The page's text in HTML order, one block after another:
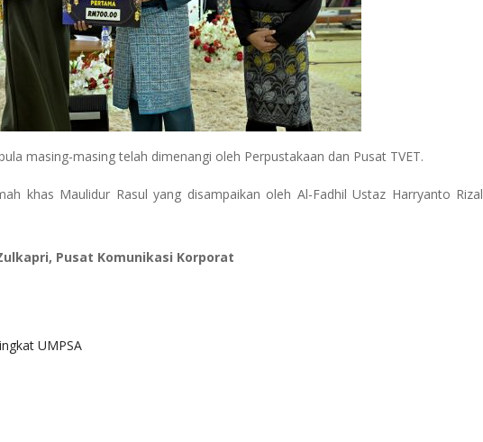
masing-masing telah dimenangi oleh Perpustakaan dan Pusat TVET.
khas Maulidur Rasul yang disampaikan oleh Al-Fadhil Ustaz Harryanto Rizal
Pusat Komunikasi Korporat
UMPSA